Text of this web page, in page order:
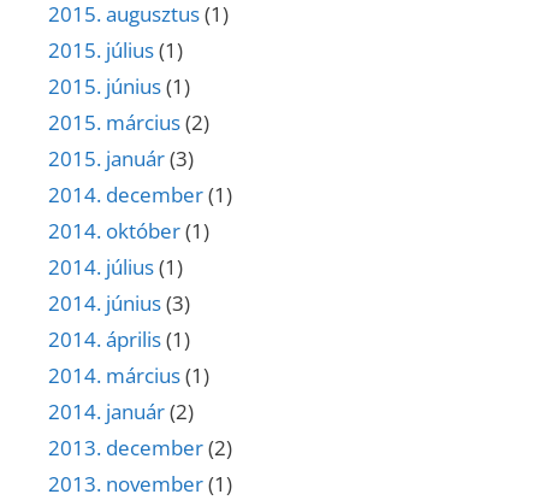
2015. augusztus(1)
2015. július(1)
2015. június(1)
2015. március(2)
2015. január(3)
2014. december(1)
2014. október(1)
2014. július(1)
2014. június(3)
2014. április(1)
2014. március(1)
2014. január(2)
2013. december(2)
2013. november(1)